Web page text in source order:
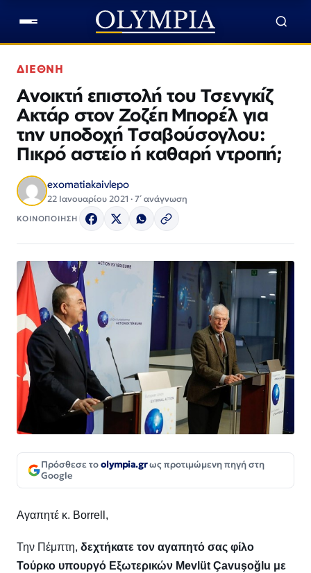
ΔΙΕΘΝΗ
Ανοικτή επιστολή του Τσενγκίζ
Ακτάρ στον Ζοζέπ Μπορέλ για
την υποδοχή Τσαβούσογλου:
Πικρό αστείο ή καθαρή ντροπή;
exomatiakaivlepo
22 Ιανουαρίου 2021 · 7΄ ανάγνωση
ΚΟΙΝΟΠΟΙΗΣΗ
Πρόσθεσε τοolympia.grως προτιμώμενη πηγή στη
Google
Αγαπητέ κ. Borrell,
Την Πέμπτη, δεχτήκατε τον αγαπητό σας φίλο
Τούρκο υπουργό Εξωτερικών Mevlüt Çavuşoğlu με